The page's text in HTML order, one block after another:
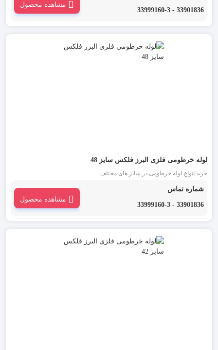
33901836 - 33999160-3
مشاهده محصول
لوله خرطومی فلزی البرز فلکس سایز 48
خرید انواع لوله خرطومی در سایز های مختلف
شماره تماس
33901836 - 33999160-3
مشاهده محصول